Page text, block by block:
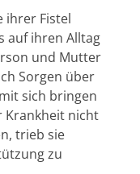
ihrer Fistel
auf ihren Alltag
und Mutter
Sorgen über
sich bringen
Krankheit nicht
trieb sie
zu